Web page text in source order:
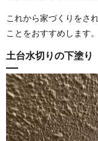
これから家づくりをさ
ことをおすすめします。
土台水切りの下塗り